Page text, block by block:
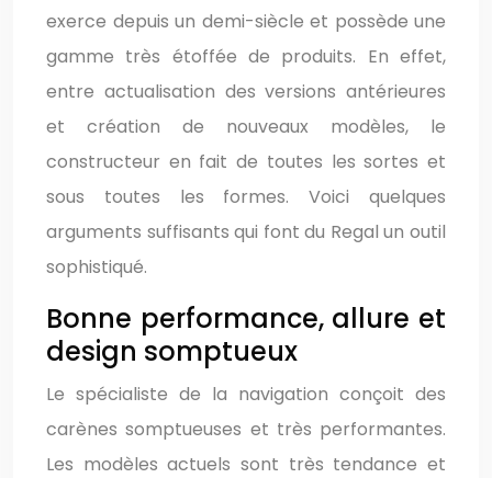
exerce depuis un demi-siècle et possède une
gamme très étoffée de produits. En effet,
entre actualisation des versions antérieures
et création de nouveaux modèles, le
constructeur en fait de toutes les sortes et
sous toutes les formes. Voici quelques
arguments suffisants qui font du Regal un outil
sophistiqué.
Bonne performance, allure et
design somptueux
Le spécialiste de la navigation conçoit des
carènes somptueuses et très performantes.
Les modèles actuels sont très tendance et